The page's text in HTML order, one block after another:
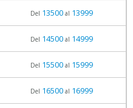
Del 13500al 13999
Del 14500al 14999
Del 15500al 15999
Del 16500al 16999